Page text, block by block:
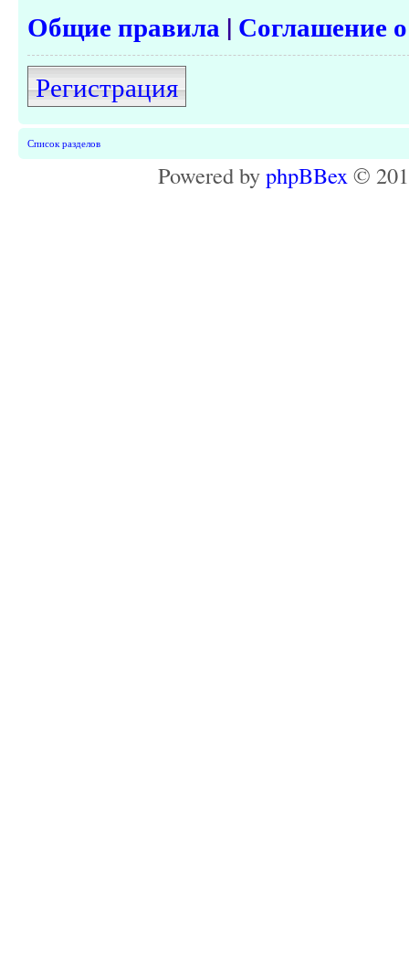
Общие правила | Соглашение
Регистрация
Список разделов
Powered byphpBBex ©